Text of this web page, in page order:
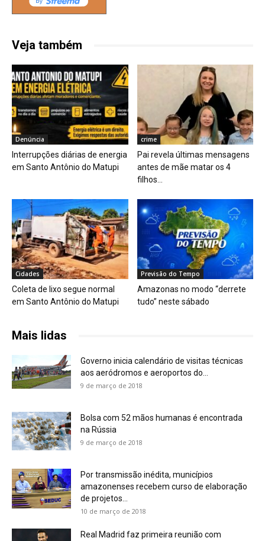
Veja também
Denúncia
Interrupções diárias de energia
em Santo Antônio do Matupi
crime
Pai revela últimas mensagens
antes de mãe matar os 4
filhos...
Cidades
Coleta de lixo segue normal
em Santo Antônio do Matupi
Previsão do Tempo
Amazonas no modo “derrete
tudo” neste sábado
Mais lidas
Governo inicia calendário de visitas técnicas
aos aeródromos e aeroportos do...
9 de março de 2018
Bolsa com 52 mãos humanas é encontrada
na Rússia
9 de março de 2018
Por transmissão inédita, municípios
amazonenses recebem curso de elaboração
de projetos...
10 de março de 2018
Real Madrid faz primeira reunião com